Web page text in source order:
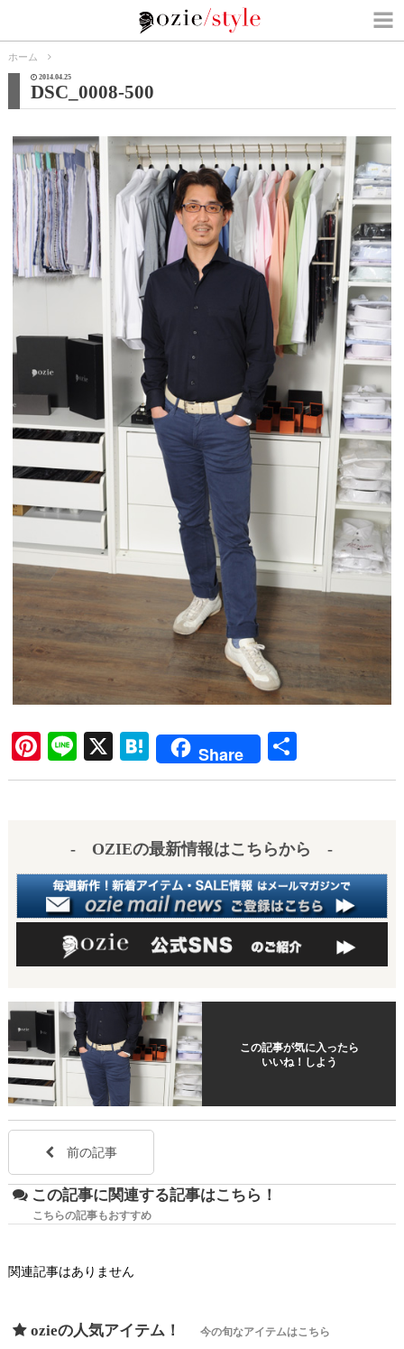
ホーム
2014.04.25
DSC_0008-500
Pi
nt
Li
ne
X
H
at
a
Share
有
- OZIEの最新情報はこちらから -
この記事が気に入ったら
いいね！しよう
前の記事
この記事に関連する記事はこちら！
こちらの記事もおすすめ
関連記事はありません
ozieの人気アイテム！ 今の旬なアイテムはこちら